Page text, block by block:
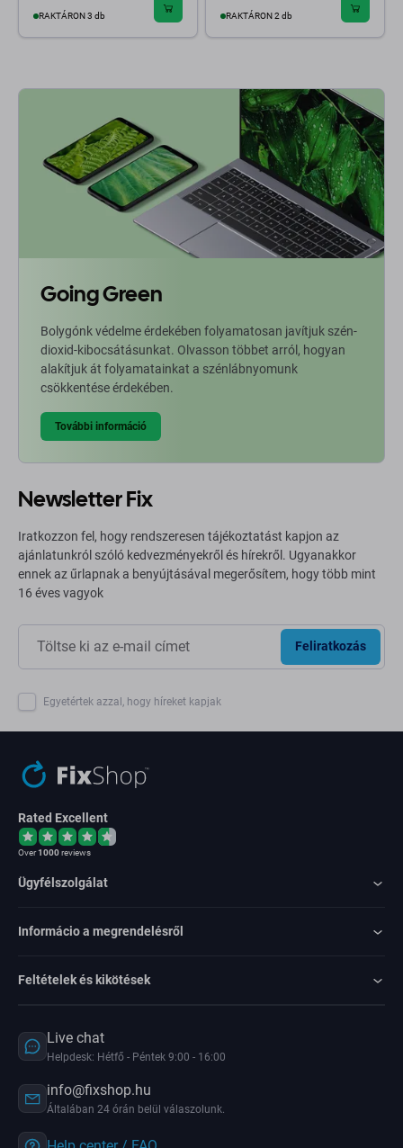
RAKTÁRON 3 db RAKTÁRON 2 db
Going Green
Bolygónk védelme érdekében folyamatosan javítjuk szén-
dioxid-kibocsátásunkat. Olvasson többet arról, hogyan
alakítjuk át folyamatainkat a szénlábnyomunk
csökkentése érdekében.
További információ
Newsletter Fix
Iratkozzon fel, hogy rendszeresen tájékoztatást kapjon az
ajánlatunkról szóló kedvezményekről és hírekről. Ugyanakkor
ennek az űrlapnak a benyújtásával megerősítem, hogy több mint
16 éves vagyok
Feliratkozás
Egyetértek azzal, hogy híreket kapjak
Rated Excellent
Over1000reviews
Ügyfélszolgálat
Informácio a megrendelésről
Feltételek és kikötések
Live chat
Helpdesk: Hétfő - Péntek 9:00 - 16:00
info@fixshop.hu
Általában 24 órán belül válaszolunk.